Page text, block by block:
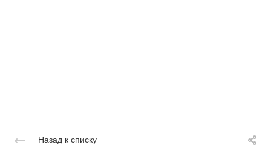
Назад к списку